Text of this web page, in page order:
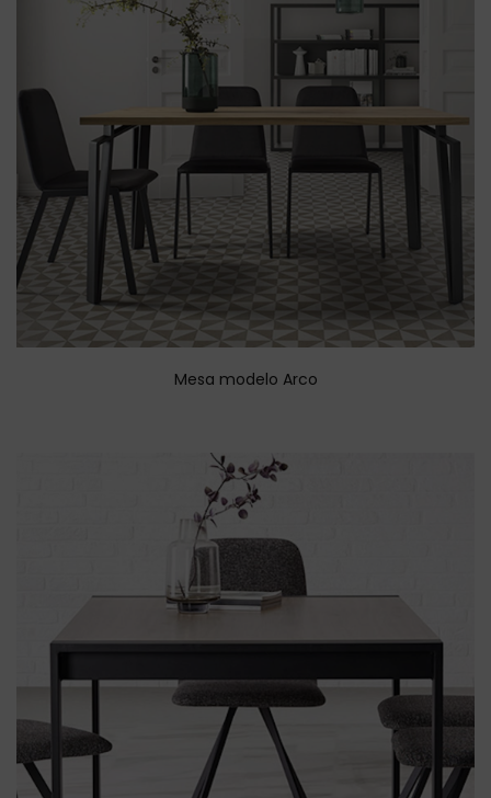
Mesa modelo Arco